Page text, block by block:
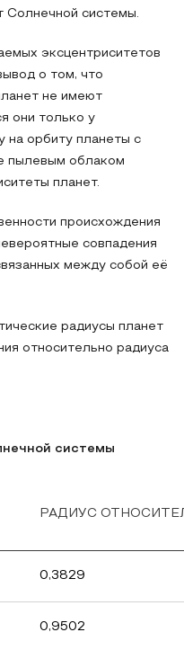
Солнечной системы.
эксцентриситетов
о том, что
не имеют
они только у
на орбиту планеты с
пылевым облаком
планет.
происхождения
совпадения
между собой её
радиусы планет
относительно радиуса
системы
РАДИУС
0,3829
0,9502